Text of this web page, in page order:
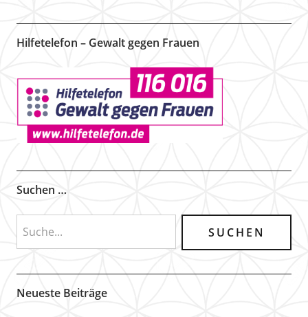
Hilfetelefon – Gewalt gegen Frauen
Suchen …
Neueste Beiträge